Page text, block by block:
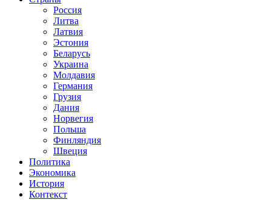
Россия
Литва
Латвия
Эстония
Беларусь
Украина
Молдавия
Германия
Грузия
Дания
Норвегия
Польша
Финляндия
Швеция
Политика
Экономика
История
Контекст